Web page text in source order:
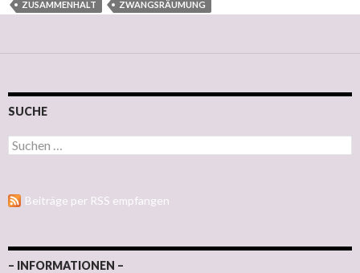
ZUSAMMENHALT
ZWANGSRÄUMUNG
SUCHE
Suchen nach:
Beiträge per RSS empfangen
– INFORMATIONEN –